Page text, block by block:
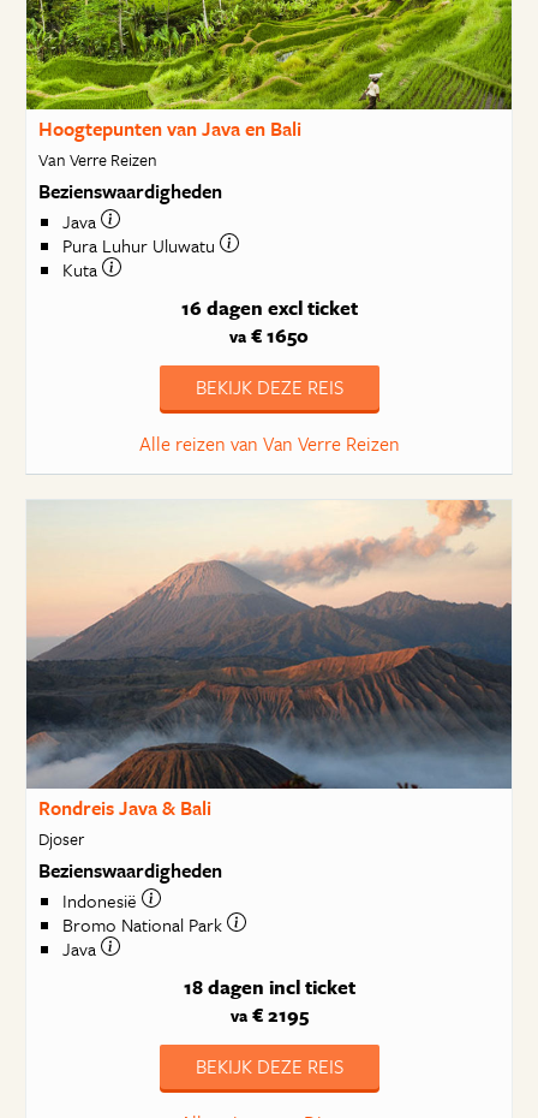
Hoogtepunten van Java en Bali
Van Verre Reizen
Bezienswaardigheden
Java
Pura Luhur Uluwatu
Kuta
16 dagen excl ticket
va € 1650
BEKIJK DEZE REIS
Alle reizen van Van Verre Reizen
Rondreis Java & Bali
Djoser
Bezienswaardigheden
Indonesië
Bromo National Park
Java
18 dagen incl ticket
va€ 2195
BEKIJK DEZE REIS